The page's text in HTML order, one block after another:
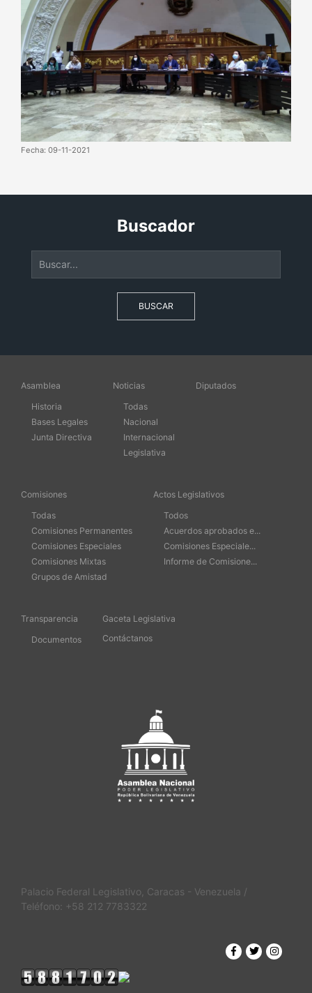
Fecha: 09-11-2021
Buscador
BUSCAR
Asamblea
Historia
Bases Legales
Junta Directiva
Noticias
Todas
Nacional
Internacional
Legislativa
Diputados
Comisiones
Todas
Comisiones Permanentes
Comisiones Especiales
Comisiones Mixtas
Grupos de Amistad
Actos Legislativos
Todos
Acuerdos aprobados e...
Comisiones Especiale...
Informe de Comisione...
Transparencia
Documentos
Gaceta Legislativa
Contáctanos
Palacio Federal Legislativo, Caracas - Venezuela /
Teléfono: +58 212 7783322